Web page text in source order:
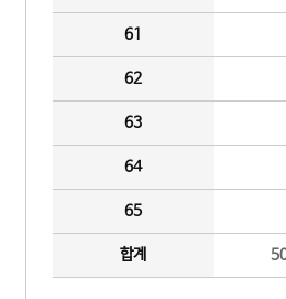
61
62
63
64
65
합계